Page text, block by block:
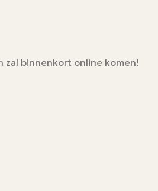
zal binnenkort online komen!